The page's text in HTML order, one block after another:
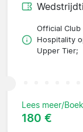
Official
Hospitality
Upper Tier;
Lees meer/Boek
180 €